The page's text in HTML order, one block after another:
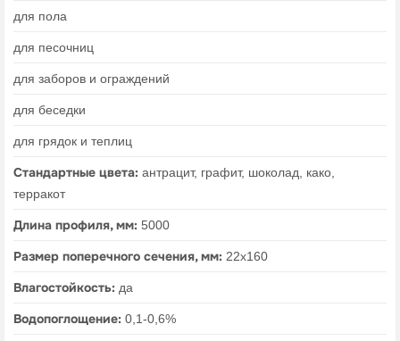
для пола
для песочниц
для заборов и ограждений
для беседки
для грядок и теплиц
Стандартные цвета: антрацит, графит, шоколад, како,
терракот
Длина профиля, мм: 5000
Размер поперечного сечения, мм: 22х160
Влагостойкость: да
Водопоглощение: 0,1-0,6%